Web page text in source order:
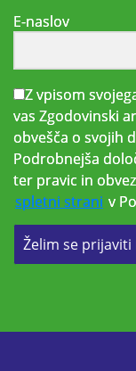
E-naslov
Z vpisom
vas Zgodovinski
obvešča o svojih
Podrobnejša
ter pravic in
spletni strani v
Želim se prijaviti